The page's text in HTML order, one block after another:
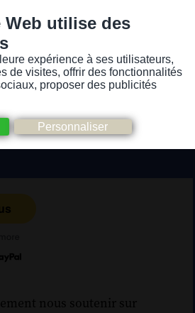
Web utilise des
expérience à ses utilisateurs,
de visites, offrir des fonctionnalités
proposer des publicités
mal-voyantes ou non-voyantes
nous soutenir sur